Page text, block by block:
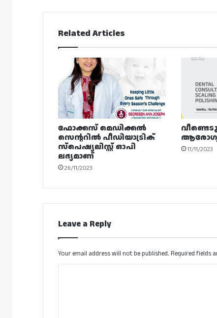
Related Articles
ഫോക്കസ് മെഡിക്കൽ
സെന്ററിൽ പീഡിയാട്രിക്
സ്‌പെഷ്യലിസ്റ്റ് ഓപി
ലഭ്യമാണ്
26/11/2023
11/11/2023
Leave a Reply
Your email address will not be published. Required fields